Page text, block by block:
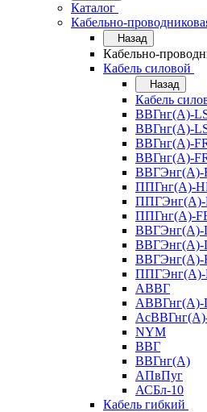
Каталог
Кабельно-
Назад
Кабельно-
Кабель силовой
Назад
Кабель
ВВГнг(А)-
ВВГнг(А)-
ВВГнг(А)-
ВВГнг(А)-
ВВГЭнг(А)-
ППГнг(А)-
ППГЭнг(А)-
ППГнг(А)-
ВВГЭнг(А)-
ВВГЭнг(А)-
ВВГЭнг(А)-
ППГЭнг(А)-
АВВГ
АВВГнг(А)-
NYM
ВВГ
ВВГнг(А)
АПвПуг
АСБл-10
Кабель гибкий